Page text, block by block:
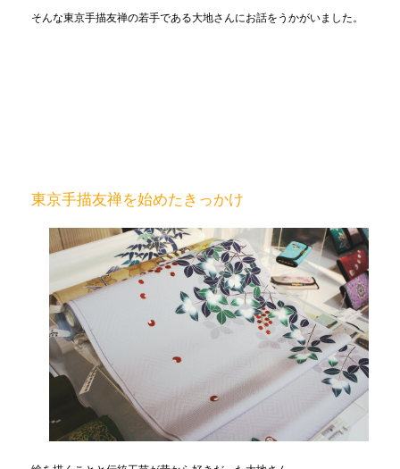
そんな東京手描友禅の若手である大地さんにお話をうかがいました。
東京手描友禅を始めたきっかけ